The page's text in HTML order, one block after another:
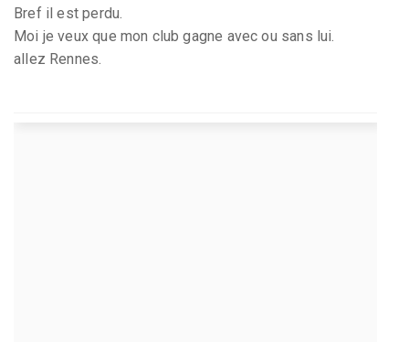
Bref il est perdu.
Moi je veux que mon club gagne avec ou sans lui.
allez Rennes.